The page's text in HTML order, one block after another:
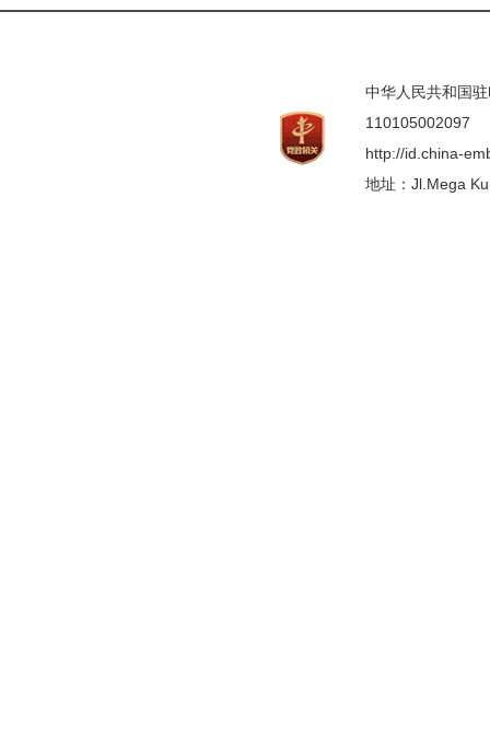
中华人民共和国
110105002097
http://id.china-
地址：Jl.Mega